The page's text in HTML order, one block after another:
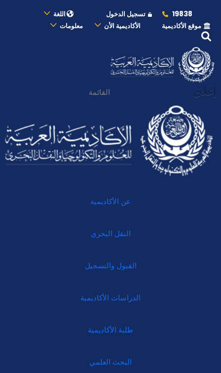
19838 تسجيل الدخول
اللغة
موقع الأكاديمية
الأكاديمية الأن معلومات
إغلاق القائمة
عن الأكاديمية
النقل البحري
القبول والتسجيل
الدراسات الأكاديمية
طلبة الأكاديمية
البحث العلمي